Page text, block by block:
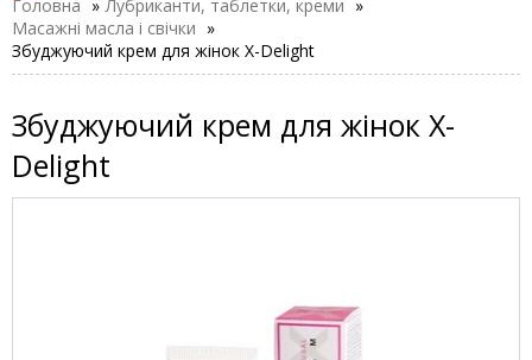
Головна » Лубриканти, таблетки, креми »
Масажні масла і свічки »
Збуджуючий крем для жінок X-Delight
Збуджуючий крем для жінок X-
Delight